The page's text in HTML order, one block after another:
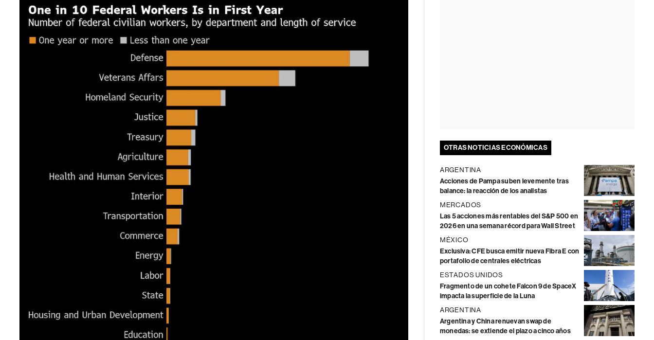
OTRAS NOTICIAS ECONÓMICAS
ARGENTINA
Acciones de Pampa suben levemente tras
balance: la reacción de los analistas
MERCADOS
Las 5 acciones más rentables del S&P 500 en
2026 en una semana récord para Wall Street
MÉXICO
Exclusiva: CFE busca emitir nueva Fibra E con
portafolio de centrales eléctricas
ESTADOS UNIDOS
Fragmento de un cohete Falcon 9 de SpaceX
impacta la superficie de la Luna
ARGENTINA
Argentina y China renuevan swap de
monedas: se extiende el plazo a cinco años